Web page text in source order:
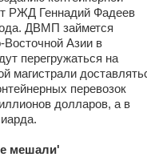
РЖД Геннадий Фадеев
ДВМП займется
Восточной Азии в
перегружаться на
магистрали
перевозок
долларов, а в
мешали'